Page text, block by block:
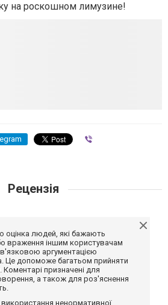
на роскошном лимузине!
Рецензія
оцінка людей, які бажають
враження іншим користувачам
аргументацією
Це допоможе багатьом прийняти
призначені для
а також для роз'яснення
використання ненормативної